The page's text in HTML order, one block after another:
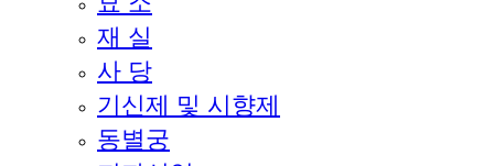
재 실
사 당
기신제 및 시향제
동별궁